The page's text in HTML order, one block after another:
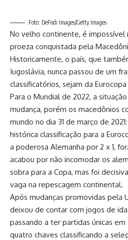
Foto: DeFodi Images/Getty Images
No velho continente, é
proeza conquistada pela
Historicamente, o país, que
Iugoslávia, nunca passou de um
classificatórios, sejam da
Para o Mundial de 2022, a
mudança, porém os macedônios
mundo no dia 31 de março de
histórica classificação para a
a poderosa Alemanha por 2 x 1,
acabou por não incomodar os
sobra para a Copa, mas foi
vaga na repescagem continental.
Após mudanças promovidas pela
deixou de contar com jogos de
passando a ter partidas únicas
quatro chaves classificando a